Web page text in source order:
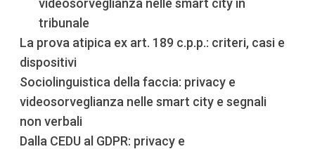
tribunale
La prova atipica ex art. 189 c.p.p.: criteri, casi e
dispositivi
Sociolinguistica della faccia: privacy e
videosorveglianza nelle smart city e segnali
non verbali
Dalla CEDU al GDPR: privacy e